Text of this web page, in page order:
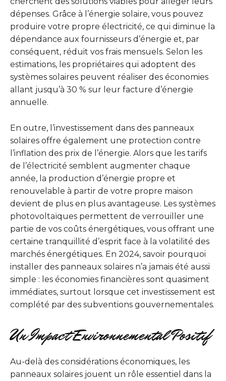
dépenses. Grâce à l’énergie solaire, vous pouvez
produire votre propre électricité, ce qui diminue la
dépendance aux fournisseurs d’énergie et, par
conséquent, réduit vos frais mensuels. Selon les
estimations, les propriétaires qui adoptent des
systèmes solaires peuvent réaliser des économies
allant jusqu’à 30 % sur leur facture d’énergie
annuelle.
En outre, l’investissement dans des panneaux
solaires offre également une protection contre
l’inflation des prix de l’énergie. Alors que les tarifs
de l’électricité semblent augmenter chaque
année, la production d’énergie propre et
renouvelable à partir de votre propre maison
devient de plus en plus avantageuse. Les systèmes
photovoltaïques permettent de verrouiller une
partie de vos coûts énergétiques, vous offrant une
certaine tranquillité d’esprit face à la volatilité des
marchés énergétiques. En 2024, savoir pourquoi
installer des panneaux solaires n’a jamais été aussi
simple : les économies financières sont quasiment
immédiates, surtout lorsque cet investissement est
complété par des subventions gouvernementales.
Un Impact Environnemental Positif
Au-delà des considérations économiques, les
panneaux solaires jouent un rôle essentiel dans la